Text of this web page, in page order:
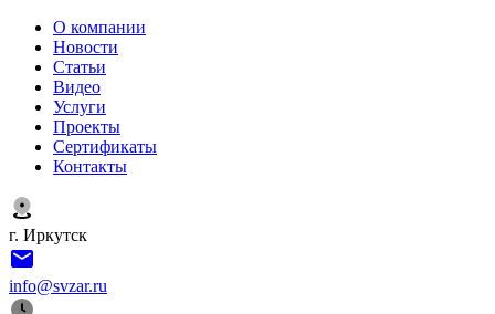
О компании
Новости
Статьи
Видео
Услуги
Проекты
Сертификаты
Контакты
г. Иркутск
info@svzar.ru